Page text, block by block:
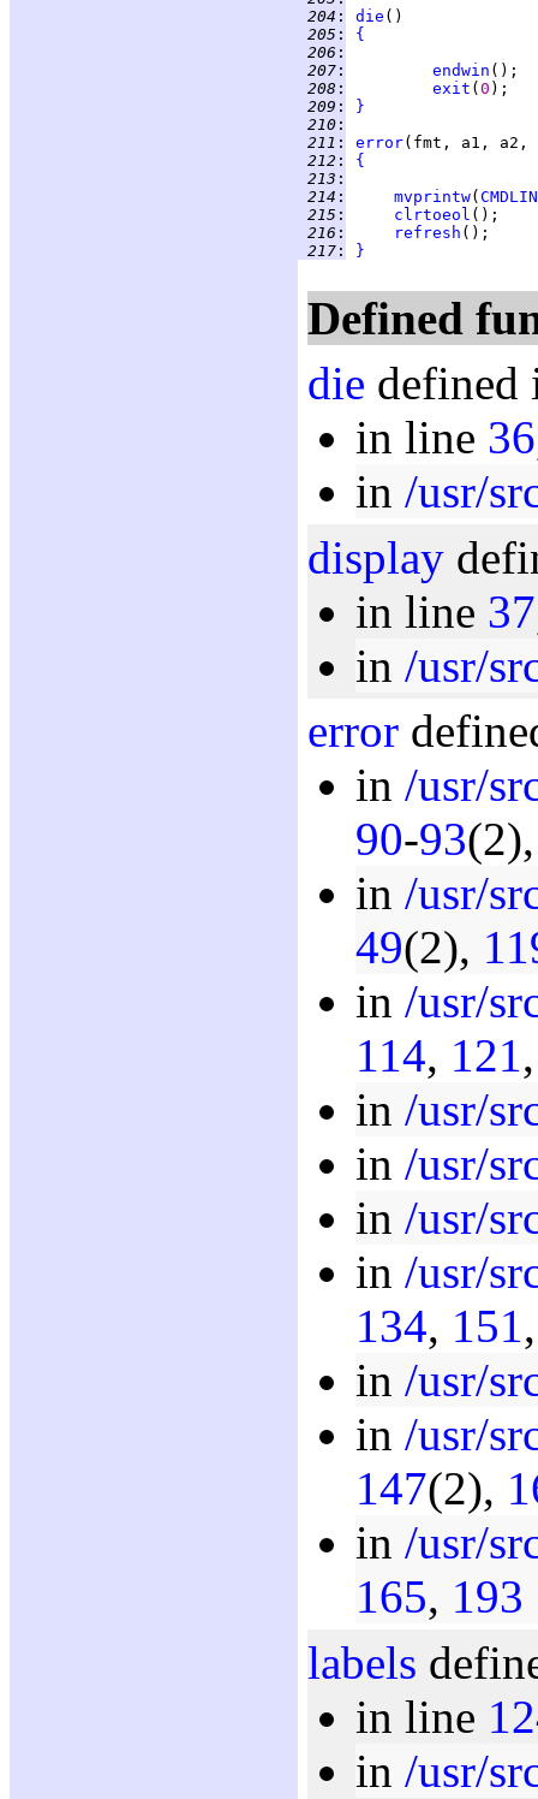
204 : die
205 :
{
206 :
207 : endwin
208 : exit ( 0
209 :
}
210 :
211 :
error
212 :
{
213 :
214 : mvprintw(
215 : clrtoeol
216 : refresh
217 : }
Defined
die
in line 36
in /usr/
display
in line 37
in /usr/
error
in /usr/
90-93
in /usr/
49(2),
in /usr/
114, 121
in /usr/
in /usr/
in /usr/
in /usr/
134, 151
in /usr/
in /usr/
147(2),
in /usr/
165, 193
labels
in line
in /usr/